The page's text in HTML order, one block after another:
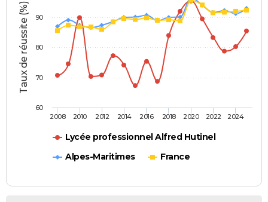
Taux de réussite (%)
Lycée professionnel Alfred Hutinel
Alpes-Maritimes
France
2008 2010 2012 2014 2016 2018 2020 2022 2024
60
70
80
90